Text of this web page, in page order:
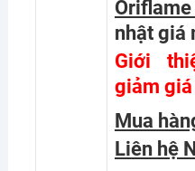
nhật giá
Giới
giảm
Mua
Liên hệ